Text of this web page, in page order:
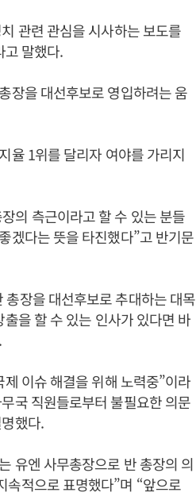
관련 관심을 시사하는 보도를
고 말했다.
장을 대선후보로 영입하려는 움
율 1위를 달리자 여야를 가리지
의 측근이라고 할 수 있는 분들
겠다는 뜻을 타진했다”고 반기문
장을 대선후보로 추대하는 대목
을 할 수 있는 인사가 있다면 바
이슈 해결을 위해 노력중”이라
국 직원들로부터 불필요한 의문
했다.
유엔 사무총장으로 반 총장의 의
속적으로 표명했다”며 “앞으로